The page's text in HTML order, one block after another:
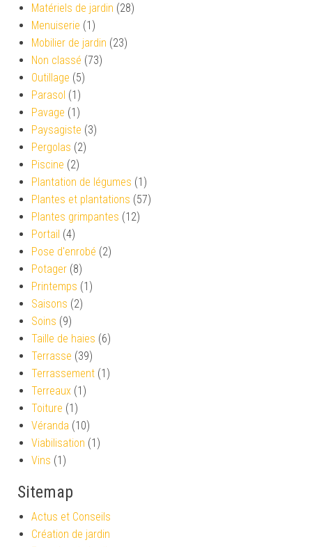
Matériels de jardin (28)
Menuiserie (1)
Mobilier de jardin (23)
Non classé (73)
Outillage (5)
Parasol (1)
Pavage (1)
Paysagiste (3)
Pergolas (2)
Piscine (2)
Plantation de légumes (1)
Plantes et plantations (57)
Plantes grimpantes (12)
Portail (4)
Pose d'enrobé (2)
Potager (8)
Printemps (1)
Saisons (2)
Soins (9)
Taille de haies (6)
Terrasse (39)
Terrassement (1)
Terreaux (1)
Toiture (1)
Véranda (10)
Viabilisation (1)
Vins (1)
Sitemap
Actus et Conseils
Création de jardin